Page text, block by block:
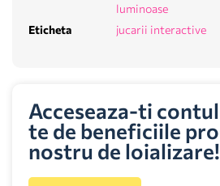
luminoase
Eticheta
jucarii interactive
Acceseaza-ti
te de beneficiile
nostru de loializare!